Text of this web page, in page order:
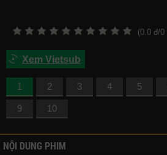
(0.0 đ/0
Xem Vietsub
1 2 3 4 5
9 10
NỘI DUNG PHIM